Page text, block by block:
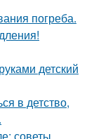
погреба.
детский
в детство,